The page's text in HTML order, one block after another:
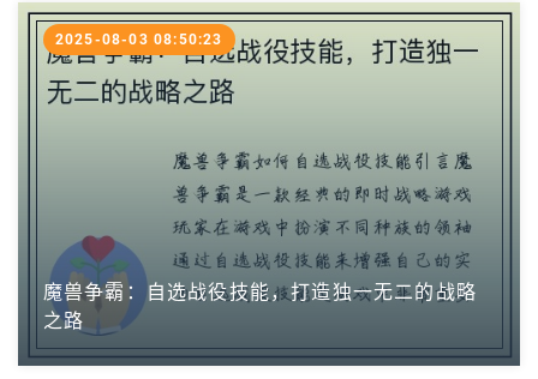
魔兽争霸：自选战役技能，打造独一无二的战略
之路
2025-08-03 08:50:23